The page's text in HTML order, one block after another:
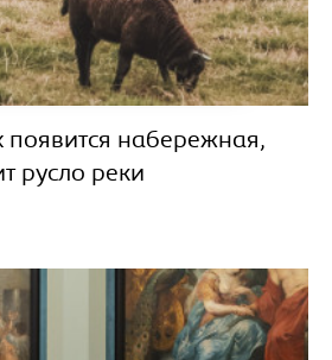
набережная,
русло реки